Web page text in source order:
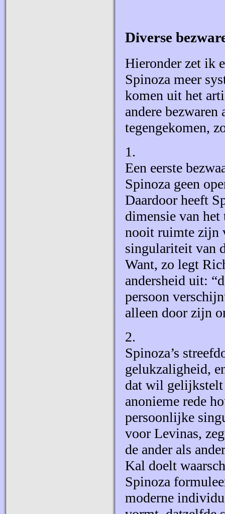
Diverse
Hieronder zet ik
Spinoza meer
komen uit het
andere
tegengekomen,
1.
Een eerste
Spinoza geen
Daardoor heeft
dimensie van het
nooit ruimte zijn
singulariteit van
Want, zo legt
andersheid uit:
persoon
alleen door zijn
2.
Spinoza’s
gelukzaligheid,
dat wil gelijkstelt
anonieme rede
persoonlijke
voor Levinas,
de ander als
Kal doelt
Spinoza
moderne